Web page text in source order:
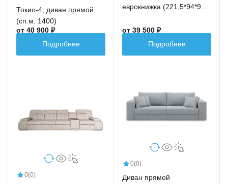
Токио-4, диван прямой
(сп.м. 1400)
от 40 900 ₽
Подробнее
еврокнижка (221,5*94*91,5
от 39 500 ₽
Подробнее
0(0)
0(0)
Диван прямой